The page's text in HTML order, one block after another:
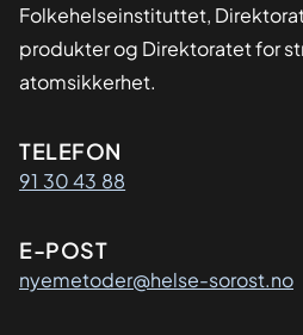
Folkehelseinstituttet,
produkter og Direktoratet for
atomsikkerhet.
TELEFON
91 30 43 88
E-POST
nyemetoder@helse-sorost.no